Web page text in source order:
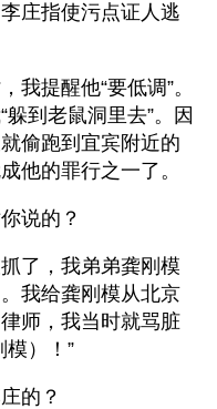
庄指使污点证人逃
我提醒他“要低调”。
到老鼠洞里去”。因
偷跑到宜宾附近的
他的罪行之一了。
说的？
了，我弟弟龚刚模
我给龚刚模从北京
师，我当时就骂脏
模）！”
的？